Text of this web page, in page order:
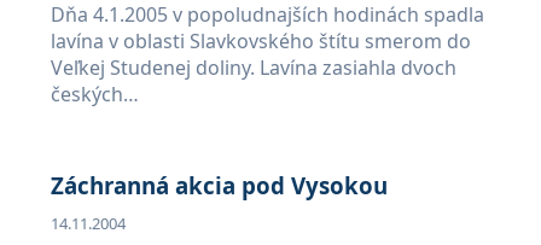
Dňa 4.1.2005 v popoludnajších hodinách spadla
lavína v oblasti Slavkovského štítu smerom do
Veľkej Studenej doliny. Lavína zasiahla dvoch
českých…
Záchranná akcia pod Vysokou
14.11.2004